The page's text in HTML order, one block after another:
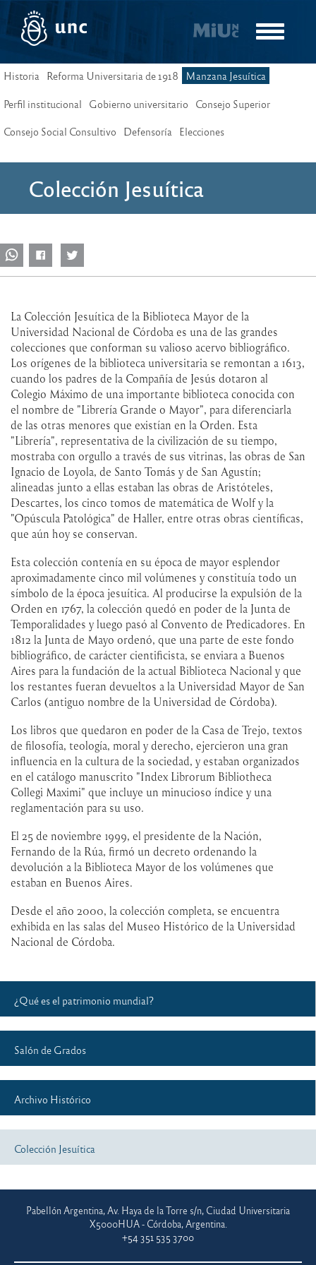
Pasar
contenido
Toggle
Historia Reforma Universitaria de 1918 Manzana Jesuítica
Perfil institucional Gobierno universitario Consejo Superior
Consejo Social Consultivo Defensoría Elecciones
Colección Jesuítica
La Colección Jesuítica de la Biblioteca Mayor de la
Universidad Nacional de Córdoba es una de las grandes
colecciones que conforman su valioso acervo bibliográfico.
Los orígenes de la biblioteca universitaria se remontan a 1613,
cuando los padres de la Compañía de Jesús dotaron al
Colegio Máximo de una importante biblioteca conocida con
el nombre de "Librería Grande o Mayor", para diferenciarla
de las otras menores que existían en la Orden. Esta
"Librería", representativa de la civilización de su tiempo,
mostraba con orgullo a través de sus vitrinas, las obras de San
Ignacio de Loyola, de Santo Tomás y de San Agustín;
alineadas junto a ellas estaban las obras de Aristóteles,
Descartes, los cinco tomos de matemática de Wolf y la
"Opúscula Patológica" de Haller, entre otras obras científicas,
que aún hoy se conservan.
Esta colección contenía en su época de mayor esplendor
aproximadamente cinco mil volúmenes y constituía todo un
símbolo de la época jesuítica. Al producirse la expulsión de la
Orden en 1767, la colección quedó en poder de la Junta de
Temporalidades y luego pasó al Convento de Predicadores. En
1812 la Junta de Mayo ordenó, que una parte de este fondo
bibliográfico, de carácter cientificista, se enviara a Buenos
Aires para la fundación de la actual Biblioteca Nacional y que
los restantes fueran devueltos a la Universidad Mayor de San
Carlos (antiguo nombre de la Universidad de Córdoba).
Los libros que quedaron en poder de la Casa de Trejo, textos
de filosofía, teología, moral y derecho, ejercieron una gran
influencia en la cultura de la sociedad, y estaban organizados
en el catálogo manuscrito "Index Librorum Bibliotheca
Collegi Maximi" que incluye un minucioso índice y una
reglamentación para su uso.
El 25 de noviembre 1999, el presidente de la Nación,
Fernando de la Rúa, firmó un decreto ordenando la
devolución a la Biblioteca Mayor de los volúmenes que
estaban en Buenos Aires.
Desde el año 2000, la colección completa, se encuentra
exhibida en las salas del Museo Histórico de la Universidad
Nacional de Córdoba.
¿Qué es el patrimonio mundial?
Salón de Grados
Archivo Histórico
Colección Jesuítica
Pabellón Argentina, Av. Haya de la Torre s/n, Ciudad Universitaria
X5000HUA - Córdoba, Argentina.
+54 351 535 3700